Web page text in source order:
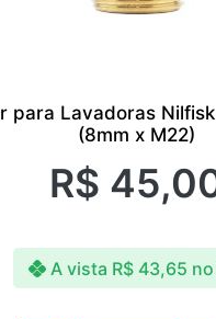
para Lavadoras
(8mm x M22)
R$
A vista R$ 43,65